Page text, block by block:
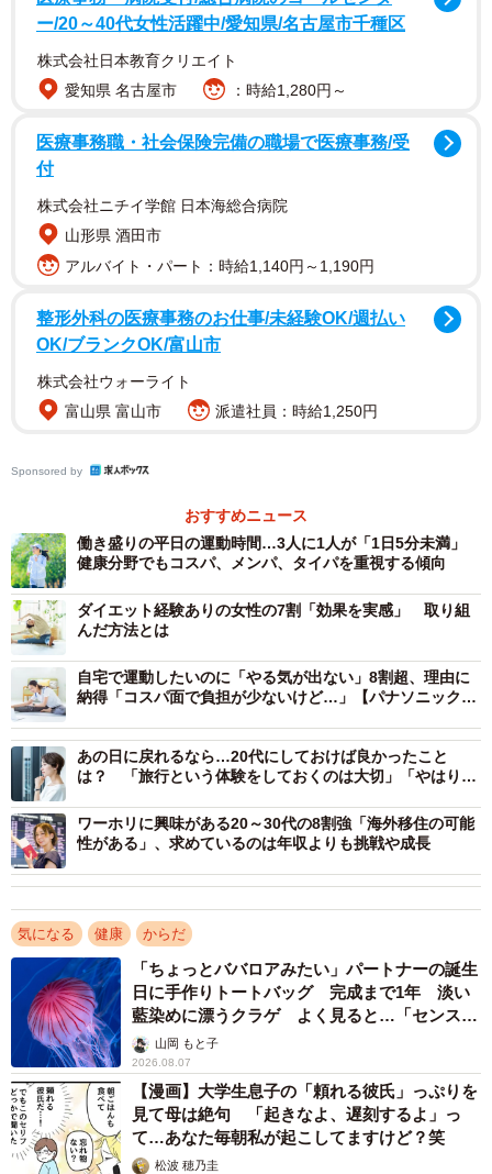
いつかやってみたい人生初の体験がありますか？（出典：キューサイ調
べ）
はじめに、「いつかやってみたい人生初の体験があります
か」と聞いたところ、78.3％が「ある」と回答し、多くの
いることが明らかになりました。
【年代別】いつかやってみたい人生初の体験がありますか？（出典：キ
ューサイ調べ）
「人生初への挑戦経験率」を年代別に見ると、40代前半
（60％）が最も高く、50代でも57〜59％と高水準を維持し
ているのに対して、65歳以降になると46％まで低下、50代
後半と比較して13ptの差が生じており、年齢による「挑戦
の壁」が見られました。
挑戦を妨げるハードル（出典：キューサイ調べ）
65歳以降で「人生初への挑戦経験率」が低下した背景とし
ては、「体力・健康面の不安」（35.7％）や「年齢的にも
ー/20～40代女性活躍中/愛知県/名古屋市千種区
株式会社日本教育クリエイト
愛知県 名古屋市
：時給1,280円～
医療事務職・社会保険完備の職場で医療事務/受
付
株式会社ニチイ学館 日本海総合病院
山形県 酒田市
アルバイト・パート：時給1,140円～1,190円
整形外科の医療事務のお仕事/未経験OK/週払い
OK/ブランクOK/富山市
株式会社ウォーライト
富山県 富山市
派遣社員：時給1,250円
Sponsored by
おすすめニュース
働き盛りの平日の運動時間…3人に1人が「1日5分未満」
健康分野でもコスパ、メンパ、タイパを重視する傾向
ダイエット経験ありの女性の7割「効果を実感」 取り組
んだ方法とは
自宅で運動したいのに「やる気が出ない」8割超、理由に
納得「コスパ面で負担が少ないけど…」【パナソニック調
あの日に戻れるなら…20代にしておけば良かったこと
は？ 「旅行という体験をしておくのは大切」「やはり学
ワーホリに興味がある20～30代の8割強「海外移住の可能
性がある」、求めているのは年収よりも挑戦や成長
気になる 健康 からだ
「ちょっとババロアみたい」パートナーの誕生
日に手作りトートバッグ 完成まで1年 淡い
藍染めに漂うクラゲ よく見ると…「センスす
ごい」山岡 もと子
2026.08.07
【漫画】大学生息子の「頼れる彼氏」っぷりを
見て母は絶句 「起きなよ、遅刻するよ」っ
て…あなた毎朝私が起こしてますけど？笑
松波 穂乃圭